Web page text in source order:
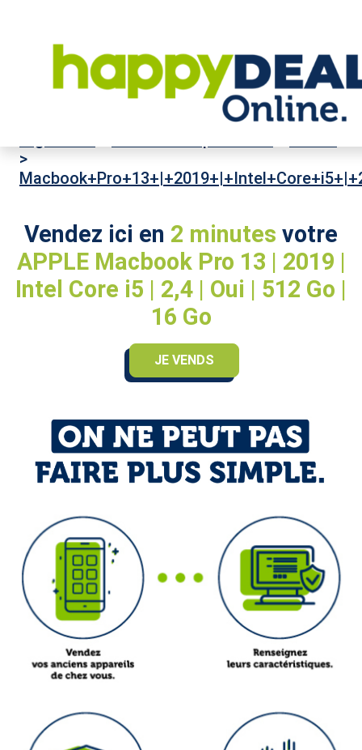
>
Vendez ici en 2 minutes votre
APPLE Macbook Pro 13 | 2019 |
Intel Core i5 | 2,4 | Oui | 512 Go |
16 Go
JE VENDS